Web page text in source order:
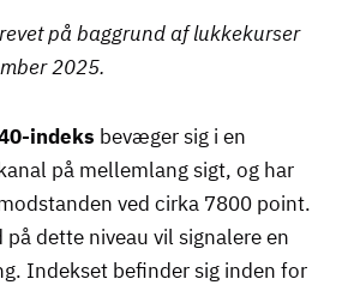
på baggrund af lukkekurser
2025.
indeks bevæger sig i en
på mellemlang sigt, og har
ved cirka 7800 point.
dette niveau vil signalere en
Indekset befinder sig inden for